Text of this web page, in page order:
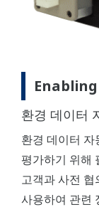
환경 데이터
환경 데이터
평가하기 위해
고객과 사전
사용하여 관련